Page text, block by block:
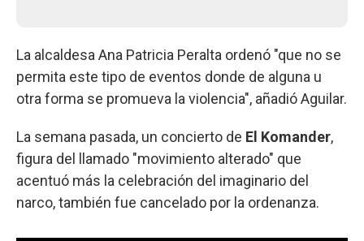
La alcaldesa Ana Patricia Peralta ordenó "que no se
permita este tipo de eventos donde de alguna u
otra forma se promueva la violencia", añadió Aguilar.
La semana pasada, un concierto de El Komander,
figura del llamado "movimiento alterado" que
acentuó más la celebración del imaginario del
narco, también fue cancelado por la ordenanza.